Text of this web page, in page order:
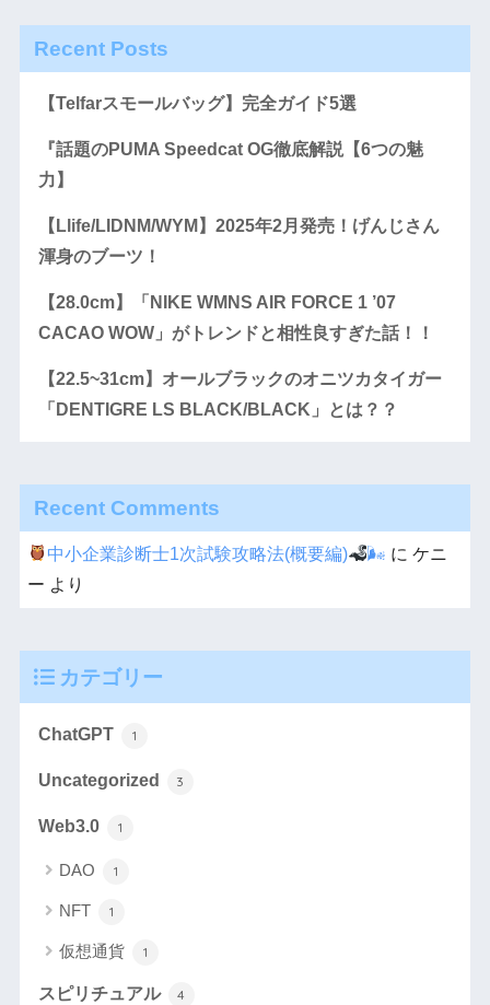
Recent Posts
【Telfarスモールバッグ】完全ガイド5選
『話題のPUMA Speedcat OG徹底解説【6つの魅
力】
【Llife/LIDNM/WYM】2025年2月発売！げんじさん
渾身のブーツ！
【28.0cm】「NIKE WMNS AIR FORCE 1 ’07
CACAO WOW」がトレンドと相性良すぎた話！！
【22.5~31cm】オールブラックのオニツカタイガー
「DENTIGRE LS BLACK/BLACK」とは？？
Recent Comments
中小企業診断士1次試験攻略法(概要編) 🌬 に ケニ
ー より
カテゴリー
ChatGPT 1
Uncategorized 3
Web3.0 1
DAO 1
NFT 1
仮想通貨 1
スピリチュアル 4